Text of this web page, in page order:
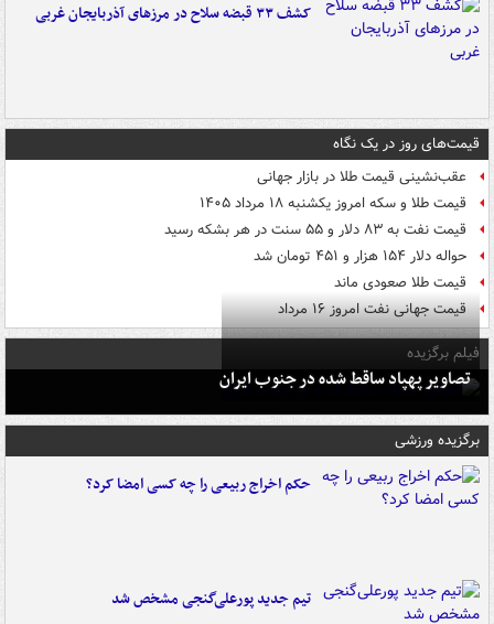
کشف ۳۳ قبضه سلاح در مرزهای آذربایجان غربی
قیمت‌های روز در یک نگاه
عقب‌نشینی قیمت طلا در بازار جهانی
قیمت طلا و سکه امروز یکشنبه ۱۸ مرداد ۱۴۰۵
قیمت نفت به ۸۳ دلار و ۵۵ سنت در هر بشکه رسید
حواله دلار ۱۵۴ هزار و ۴۵۱ تومان شد
قیمت طلا صعودی ماند
قیمت جهانی نفت امروز ۱۶ مرداد
فیلم برگزیده
تصاویر پهپاد ساقط شده در جنوب ایران
برگزیده ورزشی
حکم اخراج ربیعی را چه کسی امضا کرد؟
تیم جدید پورعلی‌گنجی مشخص شد